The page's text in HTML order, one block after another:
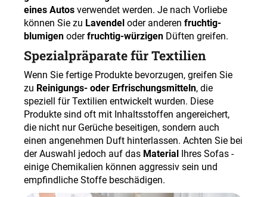
eines Autos verwendet werden. Je nach Vorliebe
können Sie zu Lavendel oder anderen fruchtig-
blumigen oderfruchtig-würzigen Düften greifen.
Spezialpräparate für Textilien
Wenn Sie fertige Produkte bevorzugen, greifen Sie
zu Reinigungs- oder Erfrischungsmitteln, die
speziell für Textilien entwickelt wurden. Diese
Produkte sind oft mit Inhaltsstoffen angereichert,
die nicht nur Gerüche beseitigen, sondern auch
einen angenehmen Duft hinterlassen. Achten Sie bei
der Auswahl jedoch auf das Material
Ihres Sofas -
einige Chemikalien können aggressiv sein und
empfindliche Stoffe beschädigen.